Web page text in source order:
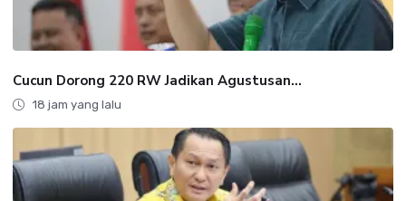
Cucun Dorong 220 RW Jadikan Agustusan...
18 jam yang lalu